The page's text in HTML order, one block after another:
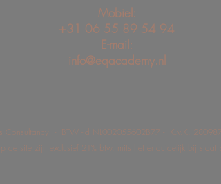
Mobiel:
+31 06 55 89 54 94
E-mail:
info@eqacademy.nl
Consultancy - BTW -id NL002055602B77 - K.v.K.
de site zijn exclusief 21% btw, mits het er duidelijk bij